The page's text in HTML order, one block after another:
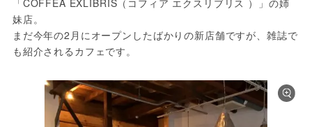
「COFFEA EXLIBRIS（コフィア エクスリブリス ）」の姉
妹店。
まだ今年の2月にオープンしたばかりの新店舗ですが、雑誌で